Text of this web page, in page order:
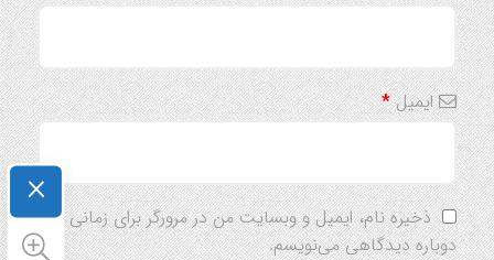
ایمیل*
ذخیره نام، ایمیل و وبسایت من در مرورگر برای زمانی که
دوباره دیدگاهی می‌نویسم.
×